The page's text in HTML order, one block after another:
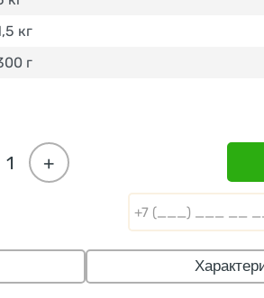
кг
г
+